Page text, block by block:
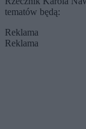
tematów będą:
Reklama
Reklama